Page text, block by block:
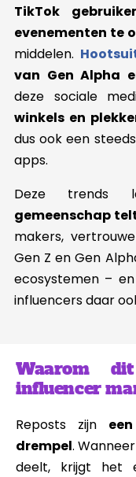
TikTok
evenementen te
middelen.
van Gen Alpha
deze sociale
winkels en
dus ook een
apps.
Deze trends
gemeenschap
makers,
Gen Z en Gen
ecosystemen –
influencers daar
Waarom
influencer
Reposts zijn
drempel.
deelt, krijgt het